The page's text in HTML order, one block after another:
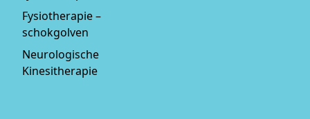
Fysiotherapie –
schokgolven
Neurologische
Kinesitherapie